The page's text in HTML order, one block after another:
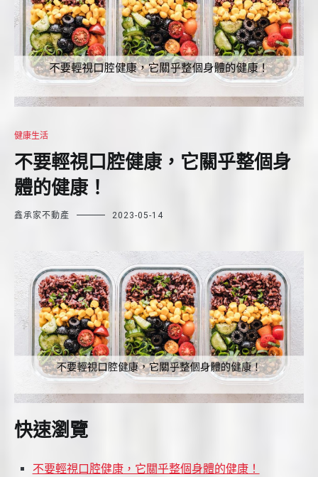
健康生活
不要輕視口腔健康，它關乎整個身
體的健康！
鑫承家不動產 2023-05-14
快速瀏覽
不要輕視口腔健康，它關乎整個身體的健康！